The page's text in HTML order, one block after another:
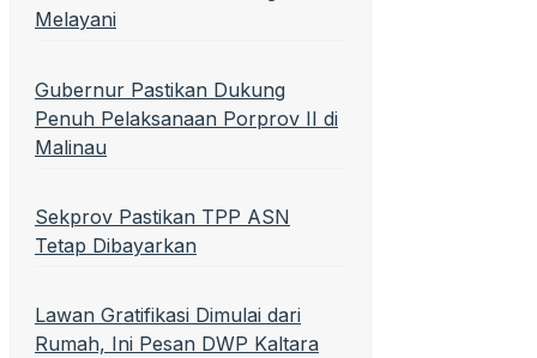
Melayani
Gubernur Pastikan Dukung
Penuh Pelaksanaan Porprov II di
Malinau
Sekprov Pastikan TPP ASN
Tetap Dibayarkan
Lawan Gratifikasi Dimulai dari
Rumah, Ini Pesan DWP Kaltara